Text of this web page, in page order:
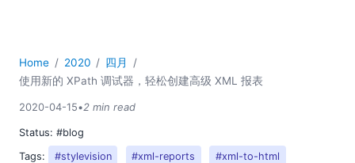
Home 2020
四月
使用新的 XPath 调试器，轻松创建高级 XML 报表
2020-04-15•2 min read
Status: #blog
Tags:
#stylevision #xml-reports
#xml-to-html